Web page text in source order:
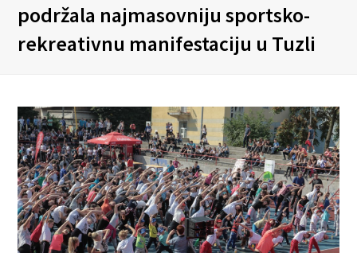
podržala najmasovniju sportsko-
rekreativnu manifestaciju u Tuzli